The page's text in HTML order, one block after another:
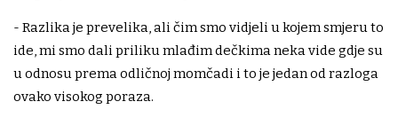
- Razlika je prevelika, ali čim smo vidjeli u kojem smjeru to
ide, mi smo dali priliku mlađim dečkima neka vide gdje su
u odnosu prema odličnoj momčadi i to je jedan od razloga
ovako visokog poraza.